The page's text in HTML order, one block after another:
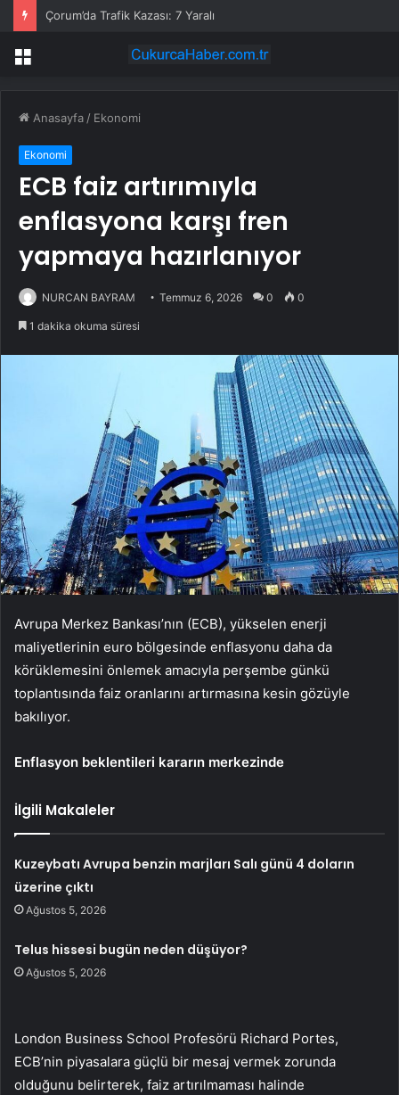
Çorum’da Trafik Kazası: 7 Yaralı
Menü
Anasayfa / Ekonomi
Ekonomi
ECB faiz artırımıyla
enflasyona karşı fren
yapmaya hazırlanıyor
NURCAN BAYRAM Temmuz 6, 2026 0 0
1 dakika okuma süresi
Avrupa Merkez Bankası’nın (ECB), yükselen enerji
maliyetlerinin euro bölgesinde enflasyonu daha da
körüklemesini önlemek amacıyla perşembe günkü
toplantısında faiz oranlarını artırmasına kesin gözüyle
bakılıyor.
Enflasyon beklentileri kararın merkezinde
İlgili Makaleler
Kuzeybatı Avrupa benzin marjları Salı günü 4 doların
üzerine çıktı
Ağustos 5, 2026
Telus hissesi bugün neden düşüyor?
Ağustos 5, 2026
London Business School Profesörü Richard Portes,
ECB’nin piyasalara güçlü bir mesaj vermek zorunda
olduğunu belirterek, faiz artırılmaması halinde